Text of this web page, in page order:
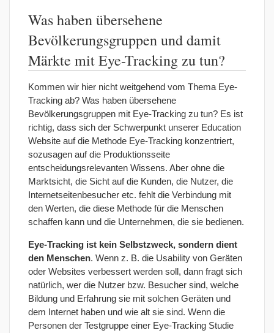
Was haben übersehene
Bevölkerungsgruppen und damit
Märkte mit Eye-Tracking zu tun?
Kommen wir hier nicht weitgehend vom Thema Eye-
Tracking ab? Was haben übersehene
Bevölkerungsgruppen mit Eye-Tracking zu tun? Es ist
richtig, dass sich der Schwerpunkt unserer Education
Website auf die Methode Eye-Tracking konzentriert,
sozusagen auf die Produktionsseite
entscheidungsrelevanten Wissens. Aber ohne die
Marktsicht, die Sicht auf die Kunden, die Nutzer, die
Internetseitenbesucher etc. fehlt die Verbindung mit
den Werten, die diese Methode für die Menschen
schaffen kann und die Unternehmen, die sie bedienen.
Eye-Tracking ist kein Selbstzweck, sondern dient
den Menschen. Wenn z. B. die Usability von Geräten
oder Websites verbessert werden soll, dann fragt sich
natürlich, wer die Nutzer bzw. Besucher sind, welche
Bildung und Erfahrung sie mit solchen Geräten und
dem Internet haben und wie alt sie sind. Wenn die
Personen der Testgruppe einer Eye-Tracking Studie